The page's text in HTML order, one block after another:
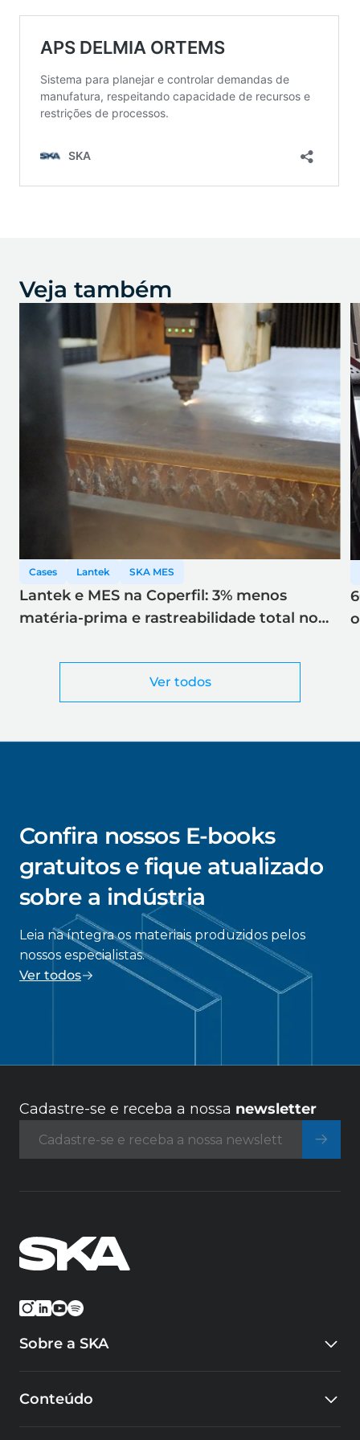
Veja também
Ver todos
Cases Lantek SKA MES
Lantek e MES na Coperfil: 3% menos
matéria-prima e rastreabilidade total no
Confira nossos E-books
gratuitos e fique atualizado
sobre a indústria
Leia na íntegra os materiais produzidos pelos
nossos especialistas.
Ver todos
Cadastre-se e receba a nossa newsletter
Sobre a SKA
Eventos
Conteúdo